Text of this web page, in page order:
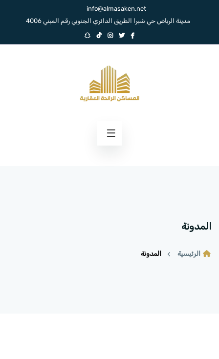
info@almasaken.net
مدينة الرياض حي شبرا الطريق الدائري الجنوبي رقم المبني 4006
المدونة
الرئيسية المدونة